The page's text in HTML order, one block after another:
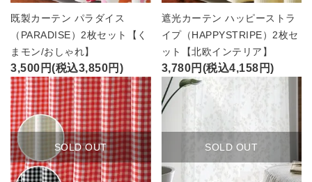
既製カーテン パラダイス
（PARADISE）2枚セット【く
まモン/おしゃれ】
3,500円(税込3,850円)
遮光カーテン ハッピーストラ
イプ（HAPPYSTRIPE）2枚セ
ット【北欧インテリア】
3,780円(税込4,158円)
SOLD OUT SOLD OUT